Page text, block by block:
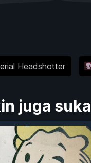
Headshotter
juga suka